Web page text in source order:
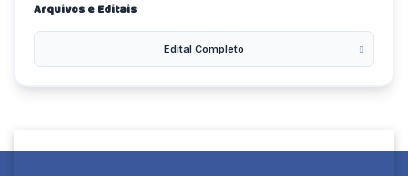
Arquivos e Editais
Edital Completo